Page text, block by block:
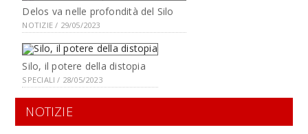
Delos va nelle profondità del Silo
NOTIZIE / 29/05/2023
Silo, il potere della distopia
SPECIALI / 28/05/2023
NOTIZIE